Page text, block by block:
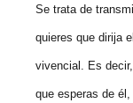
Se trata de
quieres que dirija
vivencial. Es
que esperas de